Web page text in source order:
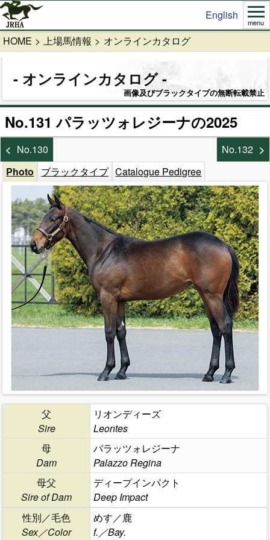
English
menu
HOME 上場馬情報 オンラインカタログ
オンラインカタログ
画像及びブラックタイプの無断転載禁止
No.131 パラッツォレジーナの2025
No.130
No.132
Photo
ブラックタイプ Catalogue Pedigree
父
Sire
リオンディーズ
Leontes
母
Dam
パラッツォレジーナ
Palazzo Regina
母父
Sire of Dam
ディープインパクト
Deep Impact
性別／毛色
Sex／Color
めす／鹿
f.／Bay.